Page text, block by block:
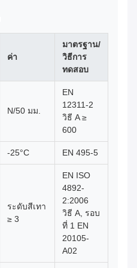
ค่า
มาตรฐาน/
วิธีการ
ทดสอบ
N/50 มม.
EN
12311-2
วิธี A ≥
600
-25°C EN 495-5
ระดับสีเทา
≥ 3
EN ISO
4892-
2:2006
วิธี A, รอบ
ที่ 1 EN
20105-
A02